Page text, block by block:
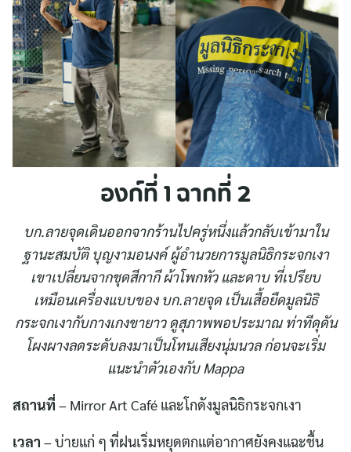
องก์ที่ 1 ฉากที่ 2
บก.ลายจุดเดินออกจากร้านไปครู่หนึ่งแล้วกลับเข้ามาใน
ฐานะสมบัติ บุญงามอนงค์ ผู้อำนวยการมูลนิธิกระจกเงา
เขาเปลี่ยนจากชุดสีกากี ผ้าโพกหัว และดาบ ที่เปรียบ
เหมือนเครื่องแบบของ บก.ลายจุด เป็นเสื้อยืดมูลนิธิ
กระจกเงากับกางเกงขายาว ดูสุภาพพอประมาณ ท่าทีดุดัน
โผงผางลดระดับลงมาเป็นโทนเสียงนุ่มนวล ก่อนจะเริ่ม
แนะนำตัวเองกับMappa
สถานที่ – Mirror Art Café และโกดังมูลนิธิกระจกเงา
เวลา – บ่ายแก่ ๆ ที่ฝนเริ่มหยุดตกแต่อากาศยังคงแฉะชื้น